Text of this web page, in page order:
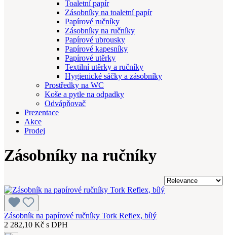
Toaletní papír
Zásobníky na toaletní papír
Papírové ručníky
Zásobníky na ručníky
Papírové ubrousky
Papírové kapesníky
Papírové utěrky
Textilní utěrky a ručníky
Hygienické sáčky a zásobníky
Prostředky na WC
Koše a pytle na odpadky
Odvápňovač
Prezentace
Akce
Prodej
Zásobníky na ručníky
Zásobník na papírové ručníky Tork Reflex, bílý
2 282,10 Kč s DPH